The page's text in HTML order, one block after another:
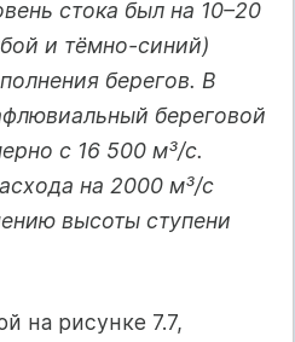
стока был на 10–20
и тёмно-синий)
берегов. В
береговой
с 16 500 м³/с.
на 2000 м³/с
высоты ступени
на рисунке 7.7,